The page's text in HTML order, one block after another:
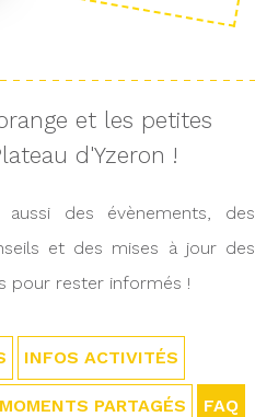
et les petites
d'Yzeron !
des évènements, des
et des mises à jour des
pour rester informés !
INFOS ACTIVITÉS
MOMENTS PARTAGÉS FAQ